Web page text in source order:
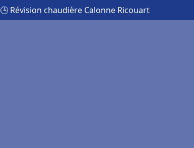
🕒 Révision chaudière Calonne Ricouart